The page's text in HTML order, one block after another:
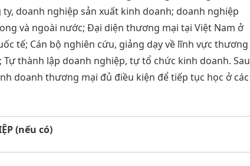
doanh nghiệp sản xuất kinh doanh; doanh nghiệp
và ngoài nước; Đại diện thương mại tại Việt Nam ở
tế; Cán bộ nghiên cứu, giảng dạy về lĩnh vực thương
thành lập doanh nghiệp, tự tổ chức kinh doanh. Sau
doanh thương mại đủ điều kiện để tiếp tục học ở các
(nếu có)